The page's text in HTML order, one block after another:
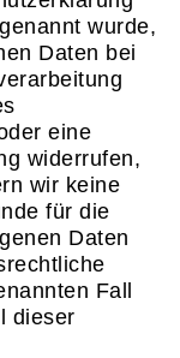
wurde,
Daten bei
eine
widerrufen,
wir keine
für die
Daten
Fall
dieser